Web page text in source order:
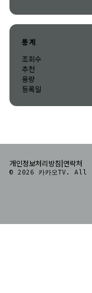
통계
조회수
추천
용량
등록일
개인정보처리방침|연락처
© 2026 카카오TV.